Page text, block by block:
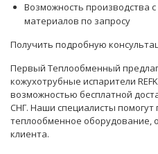
Возможность производства
материалов по запросу
Получить подробную
Первый Теплообменный
кожухотрубные испарители
возможностью бесплатной
СНГ. Наши специалисты помогут
теплообменное оборудование,
клиента.